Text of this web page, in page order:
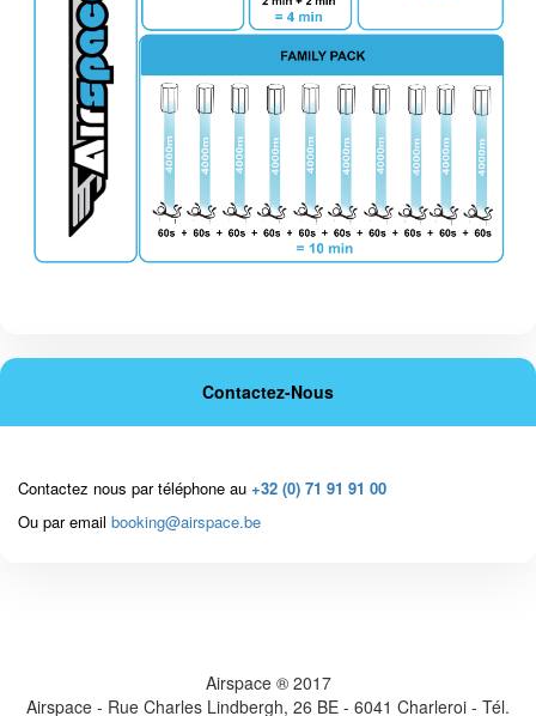
Contactez-Nous
Contactez nous par téléphone au +32 (0) 71 91 91 00
Ou par email booking@airspace.be
Airspace ® 2017
Airspace - Rue Charles Lindbergh, 26 BE - 6041 Charleroi - Tél.